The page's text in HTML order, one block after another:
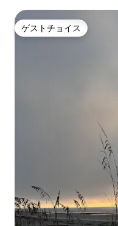
ゲストチョイス
ゲストチョイス